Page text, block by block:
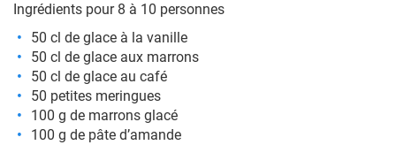
Ingrédients pour 8 à 10 personnes
50 cl de glace à la vanille
50 cl de glace aux marrons
50 cl de glace au café
50 petites meringues
100 g de marrons glacé
100 g de pâte d’amande